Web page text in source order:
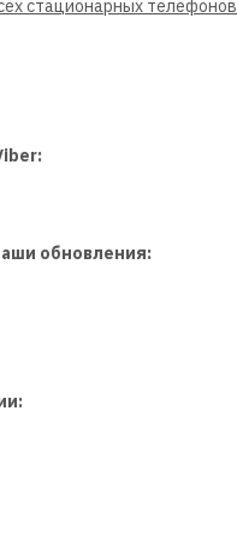
стационарных
обновления: